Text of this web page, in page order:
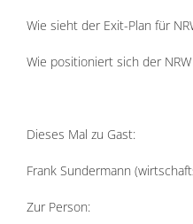
Wie sieht der Exit-Plan für
Wie positioniert sich der
Dieses Mal zu Gast:
Frank Sundermann
Zur Person: